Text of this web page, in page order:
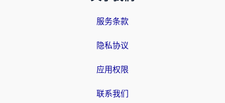
服务条款
隐私协议
应用权限
联系我们